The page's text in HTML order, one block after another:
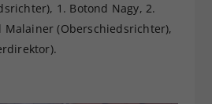
1. Botond Nagy, 2.
Malainer (Oberschiedsrichter),